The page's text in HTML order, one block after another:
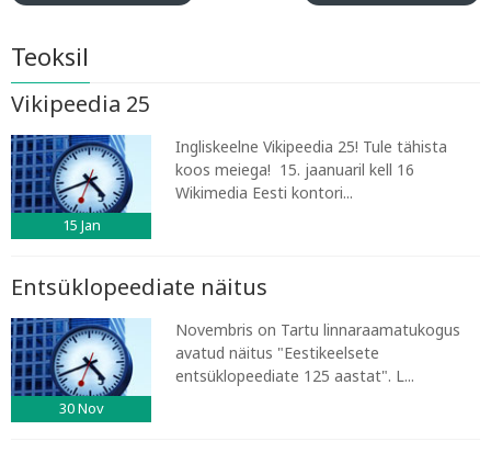
Teoksil
Vikipeedia 25
15 Jan
Ingliskeelne Vikipeedia 25! Tule tähista
koos meiega! 15. jaanuaril kell 16
Wikimedia Eesti kontori...
Entsüklopeediate näitus
30Nov
Novembris on Tartu linnaraamatukogus
avatud näitus "Eestikeelsete
entsüklopeediate 125 aastat". L...